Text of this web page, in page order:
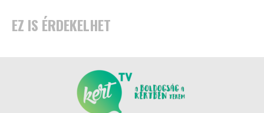
EZ IS ÉRDEKELHET